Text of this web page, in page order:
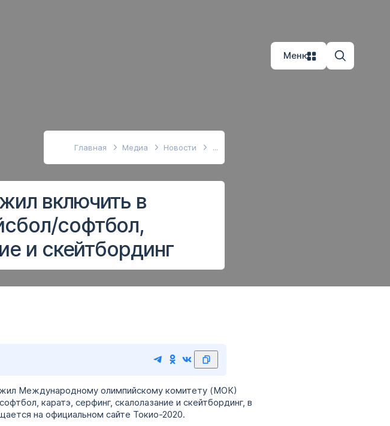
Меню
Главная Медиа Новости
включить в
софтбол,
и скейтбординг
Международному олимпийскому комитету (МОК)
каратэ, серфинг, скалолазание и скейтбординг, в
на официальном сайте Токио-2020.